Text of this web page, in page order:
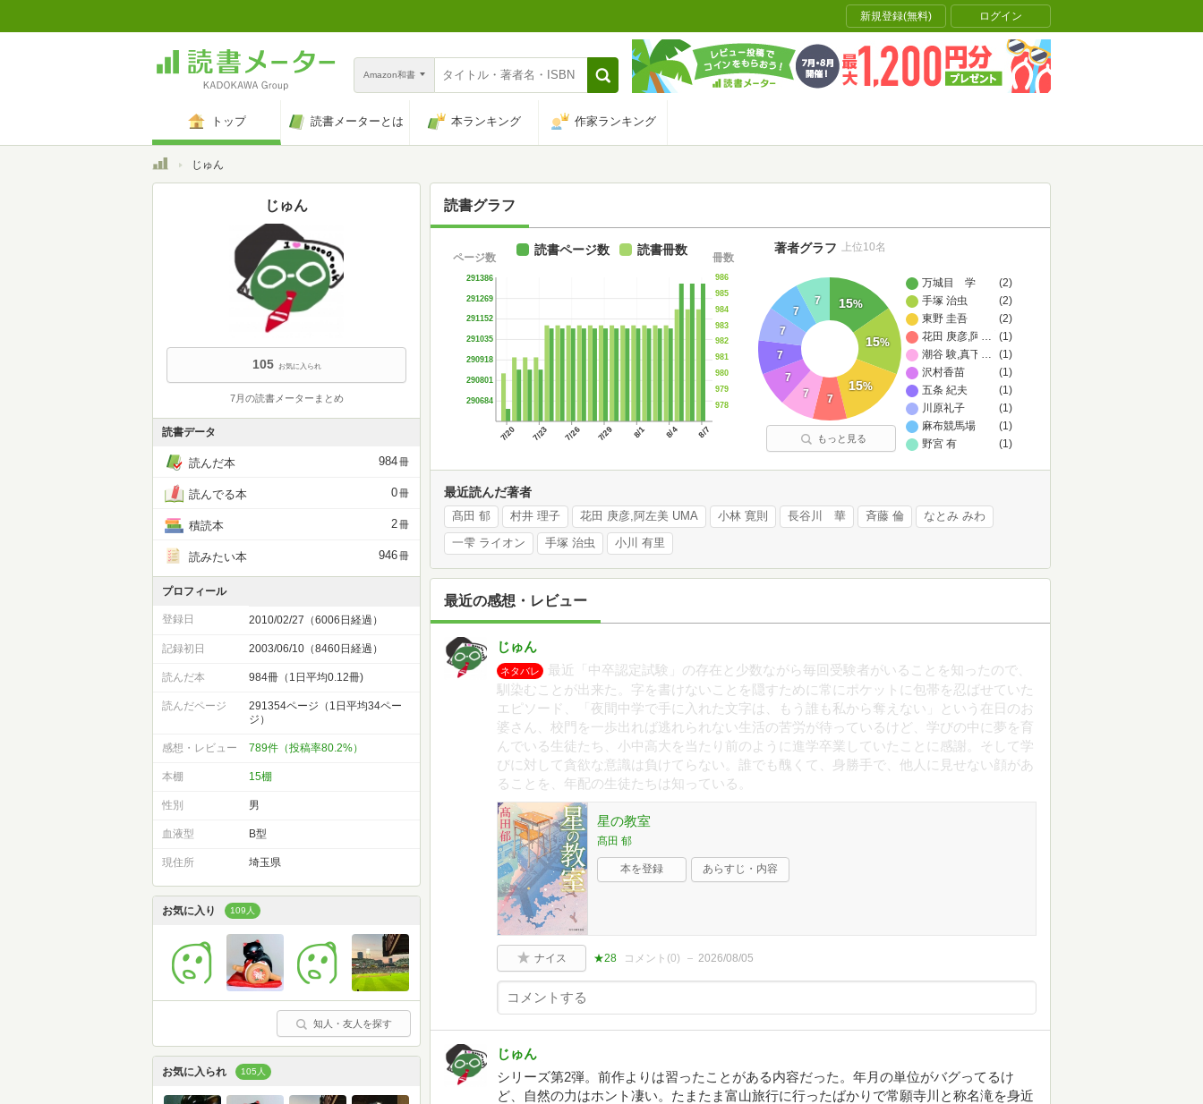
新規登録(無料) ログイン
Amazon和書
トップ 読書メーターとは 本ランキング 作家ランキング
トップじゅん
読書グラフ
7/20 7/23 7/26 7/29 8/1 8/4 8/7
290684
290801
290918
291035
291152
291269
291386
ページ数
978
979
980
981
982
983
984
985
986
冊数
読書ページ数 読書冊数
万城目 学
(2)
手塚 治虫
(2)
東野 圭吾
(2)
花田 庚彦,阿左美 UMA
(1)
…
潮谷 験,真下 みこと,須藤 古都離,黒澤 いづみ,岡崎 隼人,
(1)
…
沢村香苗
(1)
五条 紀夫
(1)
川原礼子
(1)
麻布競馬場
(1)
野宮 有
(1)
15%
15%
15%
7
7
7
7
7
7
7
著者グラフ 上位10名
もっと見る
最近読んだ著者
髙田 郁 村井 理子 花田 庚彦,阿左美 UMA 小林 寛則 長谷川 華 斉藤 倫 なとみ みわ
一雫 ライオン 手塚 治虫 小川 有里
最近の感想・レビュー
じゅん
ネタバレ
最近「中卒認定試験」の存在と少数ながら毎回受験者がいることを知ったので、
馴染むことが出来た。字を書けないことを隠すために常にポケットに包帯を忍ばせていた
エピソード、「夜間中学で手に入れた文字は、もう誰も私から奪えない」という在日のお
婆さん、校門を一歩出れば逃れられない生活の苦労が待っているけど、学びの中に夢を育
んでいる生徒たち、小中高大を当たり前のように進学卒業していたことに感謝。そして学
びに対して貪欲な意識は負けてらない。誰でも醜くて、身勝手で、他人に見せない顔があ
ることを、年配の生徒たちは知っている。
星の教室
髙田 郁
本を登録 あらすじ・内容
ナイス ★28 コメント(0) 2026/08/05
じゅん
シリーズ第2弾。前作よりは習ったことがある内容だった。年月の単位がバグってるけ
ど、自然の力はホント凄い。たまたま富山旅行に行ったばかりで常願寺川と称名滝を身近
じゅん
105 お気に入られ
7月の読書メーターまとめ
読書データ
読んだ本 984冊
読んでる本 0冊
積読本 2冊
読みたい本 946冊
プロフィール
登録日 2010/02/27（6006日経過）
記録初日 2003/06/10（8460日経過）
読んだ本 984冊（1日平均0.12冊)
読んだページ
291354ページ（1日平均34ペー
ジ）
感想・レビュー 789件（投稿率80.2%）
本棚 15棚
性別 男
血液型 B型
現住所 埼玉県
お気に入り 109人
知人・友人を探す
お気に入られ 105人